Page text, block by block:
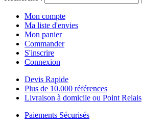
Mon compte
Ma liste d'envies
Mon panier
Commander
S'inscrire
Connexion
Devis Rapide
Plus de 10.000 références
Livraison à domicile ou Point Relais
Paiements Sécurisés